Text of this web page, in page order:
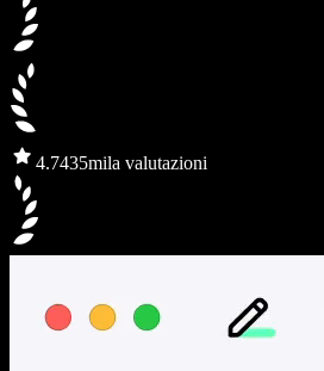
4.7435mila valutazioni